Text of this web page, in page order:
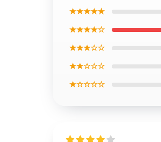
★★★★★
★★★★☆
★★★☆☆
★★☆☆☆
★☆☆☆☆